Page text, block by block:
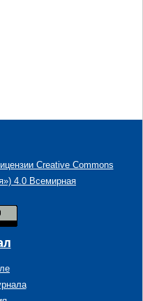
Creative Commons
4.0 Всемирная